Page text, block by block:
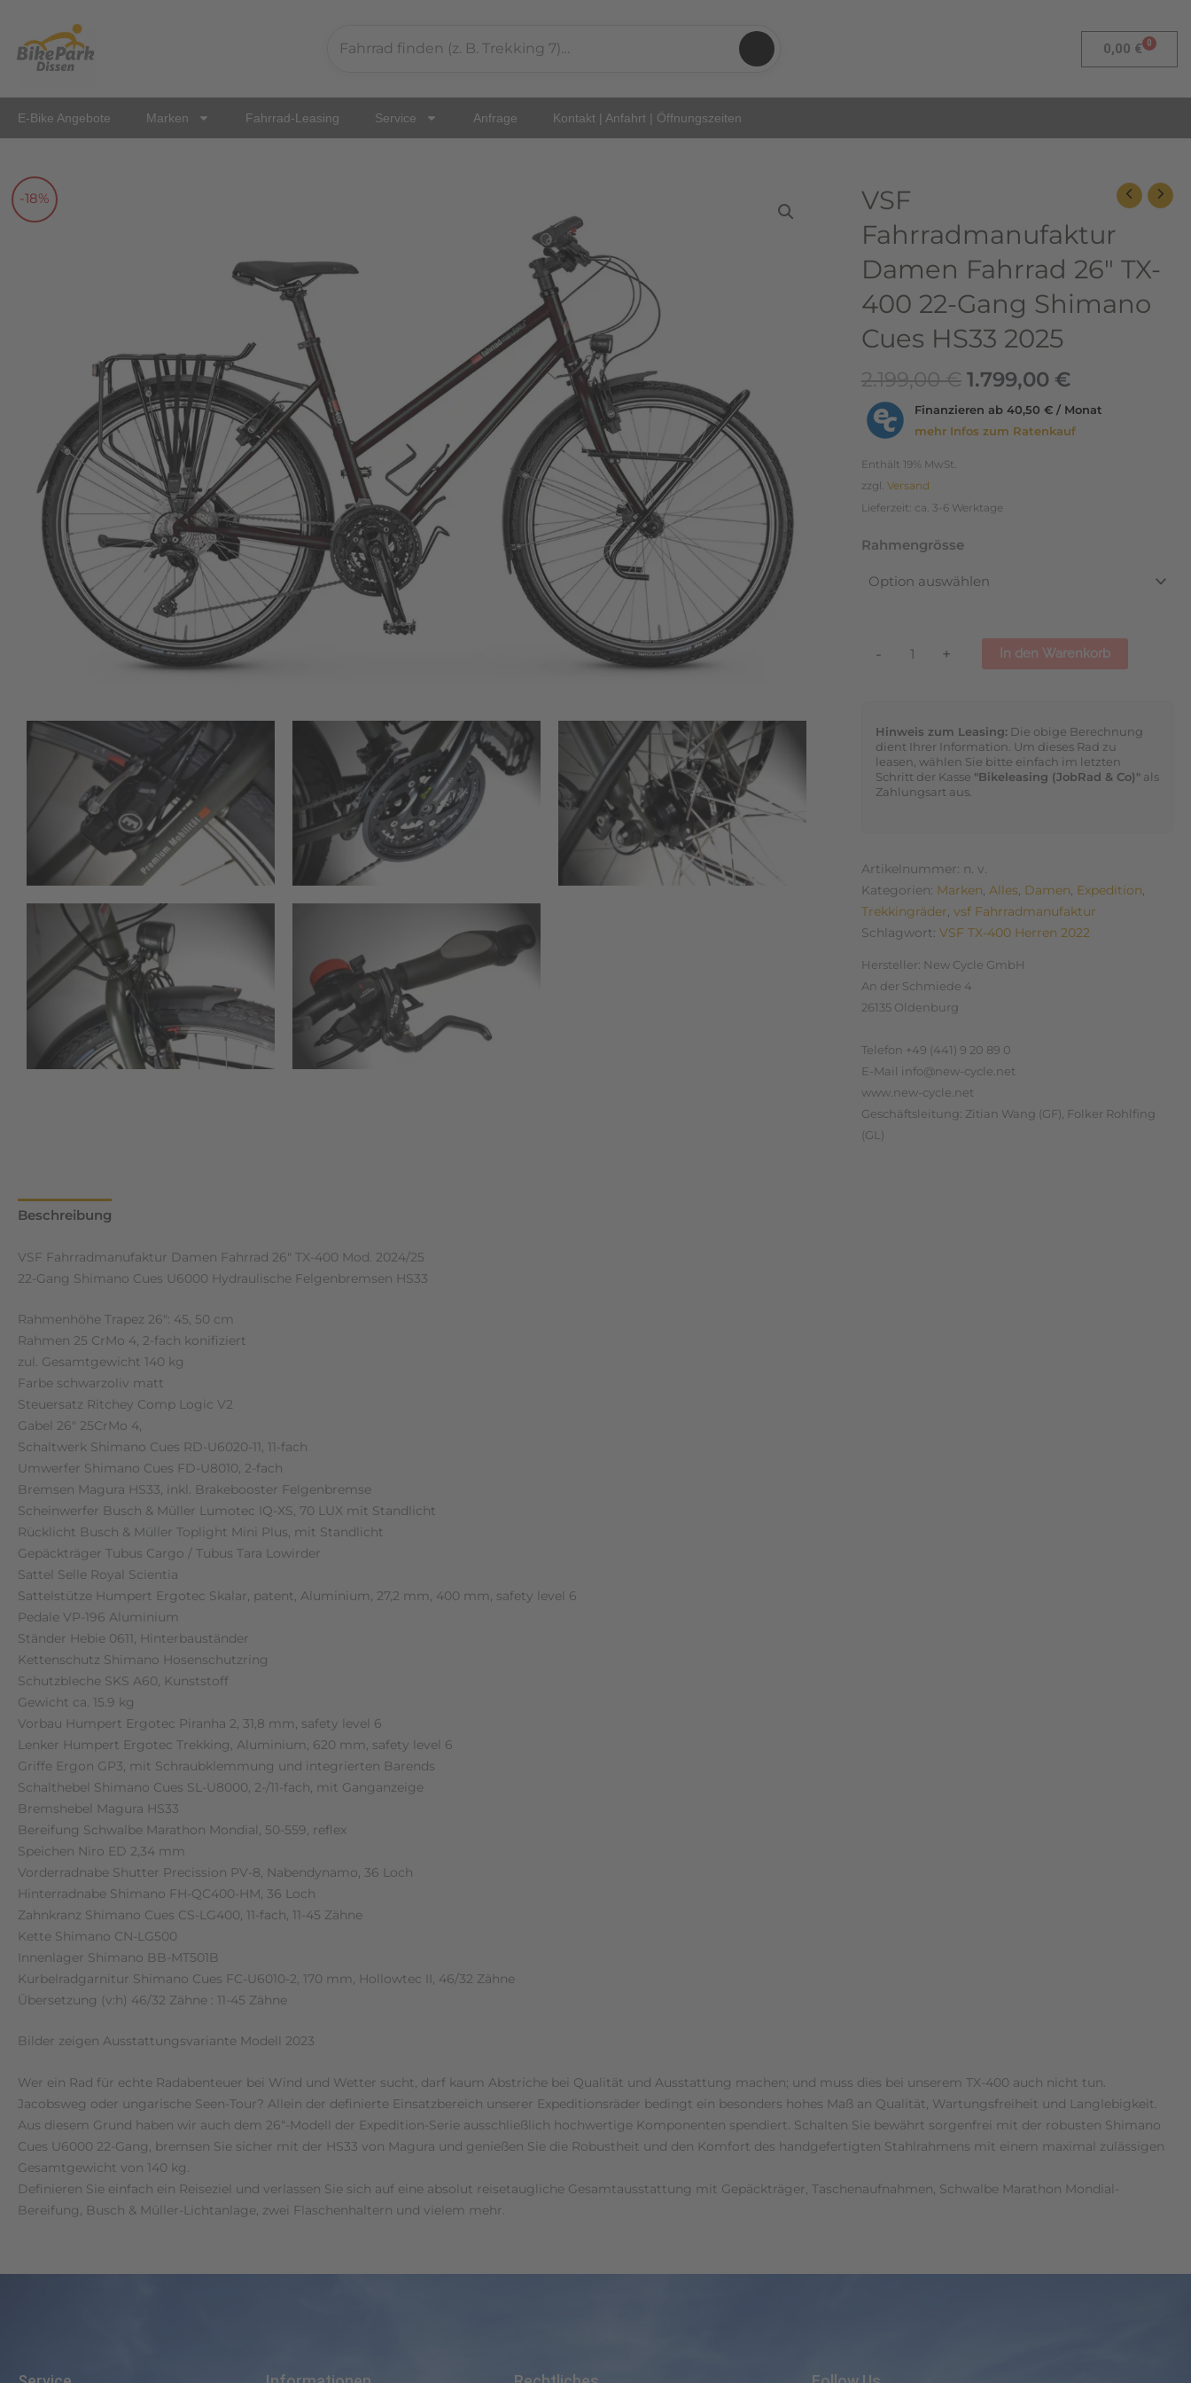
springen
0,00 € 0
E-Bike Angebote Marken Fahrrad-Leasing Service Anfrage Kontakt | Anfahrt | Öffnungszeiten
-18%
VSF
Fahrradmanufaktur
Damen Fahrrad 26″ TX-
400 22-Gang Shimano
Cues HS33 2025
2.199,00€
Ursprünglicher
war:
2.199,00 €
1.799,00 €
Aktueller
Preis
ist:
1.799,00 €.
Finanzieren ab 40,50 € / Monat
mehr Infos zum Ratenkauf
Enthält 19% MwSt.
zzgl. Versand
Lieferzeit: ca. 3-6 Werktage
Rahmengrösse
-
VSF
Fahrradmanufaktur
Damen
26"
TX-
22-
Shimano
Cues
HS33
Menge
+ In den Warenkorb
Hinweis zum Leasing: Die obige Berechnung
dient Ihrer Information. Um dieses Rad zu
leasen, wählen Sie bitte einfach im letzten
Schritt der Kasse "Bikeleasing (JobRad & Co)"als
Zahlungsart aus.
Artikelnummer: n. v.
Kategorien: Marken, Alles, Damen, Expedition,
Trekkingräder, vsf Fahrradmanufaktur
Schlagwort: VSF TX-400 Herren 2022
Hersteller: New Cycle GmbH
An der Schmiede 4
26135 Oldenburg
Telefon +49 (441) 9 20 89 0
E-Mail info@new-cycle.net
www.new-cycle.net
Geschäftsleitung: Zitian Wang (GF), Folker Rohlfing
(GL)
Beschreibung
VSF Fahrradmanufaktur Damen Fahrrad 26″ TX-400 Mod. 2024/25
22-Gang Shimano Cues U6000 Hydraulische Felgenbremsen HS33
Rahmenhöhe Trapez 26″: 45, 50 cm
Rahmen 25 CrMo 4, 2-fach konifiziert
zul. Gesamtgewicht 140 kg
Farbe schwarzoliv matt
Steuersatz Ritchey Comp Logic V2
Gabel 26″ 25CrMo 4,
Schaltwerk Shimano Cues RD-U6020-11, 11-fach
Umwerfer Shimano Cues FD-U8010, 2-fach
Bremsen Magura HS33, inkl. Brakebooster Felgenbremse
Scheinwerfer Busch & Müller Lumotec IQ-XS, 70 LUX mit Standlicht
Rücklicht Busch & Müller Toplight Mini Plus, mit Standlicht
Gepäckträger Tubus Cargo / Tubus Tara Lowirder
Sattel Selle Royal Scientia
Sattelstütze Humpert Ergotec Skalar, patent, Aluminium, 27,2 mm, 400 mm, safety level 6
Pedale VP-196 Aluminium
Ständer Hebie 0611, Hinterbauständer
Kettenschutz Shimano Hosenschutzring
Schutzbleche SKS A60, Kunststoff
Gewicht ca. 15.9 kg
Vorbau Humpert Ergotec Piranha 2, 31,8 mm, safety level 6
Lenker Humpert Ergotec Trekking, Aluminium, 620 mm, safety level 6
Griffe Ergon GP3, mit Schraubklemmung und integrierten Barends
Schalthebel Shimano Cues SL-U8000, 2-/11-fach, mit Ganganzeige
Bremshebel Magura HS33
Bereifung Schwalbe Marathon Mondial, 50-559, reflex
Speichen Niro ED 2,34 mm
Vorderradnabe Shutter Precission PV-8, Nabendynamo, 36 Loch
Hinterradnabe Shimano FH-QC400-HM, 36 Loch
Zahnkranz Shimano Cues CS-LG400, 11-fach, 11-45 Zähne
Kette Shimano CN-LG500
Innenlager Shimano BB-MT501B
Kurbelradgarnitur Shimano Cues FC-U6010-2, 170 mm, Hollowtec II, 46/32 Zähne
Übersetzung (v:h) 46/32 Zähne : 11-45 Zähne
Bilder zeigen Ausstattungsvariante Modell 2023
Wer ein Rad für echte Radabenteuer bei Wind und Wetter sucht, darf kaum Abstriche bei Qualität und Ausstattung machen; und muss dies bei unserem TX-400 auch nicht tun.
Jacobsweg oder ungarische Seen-Tour? Allein der definierte Einsatzbereich unserer Expeditionsräder bedingt ein besonders hohes Maß an Qualität, Wartungsfreiheit und Langlebigkeit.
Aus diesem Grund haben wir auch dem 26“-Modell der Expedition-Serie ausschließlich hochwertige Komponenten spendiert. Schalten Sie bewährt sorgenfrei mit der robusten Shimano
Cues U6000 22-Gang, bremsen Sie sicher mit der HS33 von Magura und genießen Sie die Robustheit und den Komfort des handgefertigten Stahlrahmens mit einem maximal zulässigen
Gesamtgewicht von 140 kg.
Definieren Sie einfach ein Reiseziel und verlassen Sie sich auf eine absolut reisetaugliche Gesamtausstattung mit Gepäckträger, Taschenaufnahmen, Schwalbe Marathon Mondial-
Bereifung, Busch & Müller-Lichtanlage, zwei Flaschenhaltern und vielem mehr.